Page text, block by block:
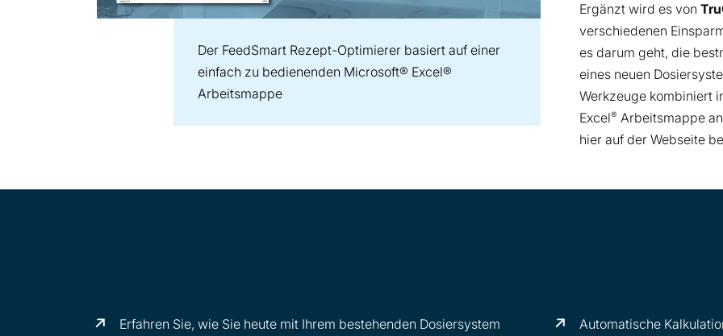
Der FeedSmart Rezept-Optimierer basiert auf einer
einfach zu bedienenden Microsoft® Excel®
Arbeitsmappe
Ergänzt wird es von
verschiedenen
es darum geht, die
eines neuen
Werkzeuge kombiniert
Excel® Arbeitsmappe
hier auf der Webseite
Erfahren Sie, wie Sie heute mit Ihrem bestehenden Dosiersystem
Automatische